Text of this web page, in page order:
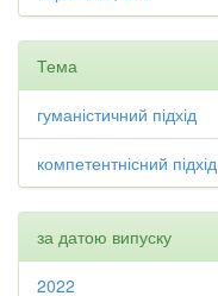
Тема
гуманістичний підхід
компетентнісний підхід
за датою випуску
2022